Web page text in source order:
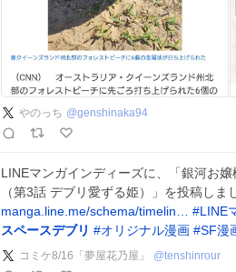
やのっち @genshinaka94
LINEマンガインディーズに、「銀河
（第3話 デブリ愛ずる姫）」を投稿しま
manga.line.me/schema/timelin…
#LINE
スペースデブリ #オリジナル漫画 #SF漫
コミケ8/16「夢屋花乃屋」 @tenshinrour